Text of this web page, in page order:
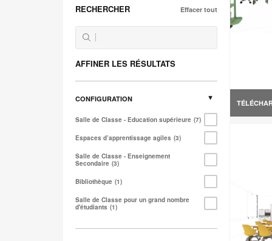
RECHERCHER Effacer tout
AFFINER LES RÉSULTATS
CONFIGURATION
Salle de Classe - Education supérieure 7
Espaces d’apprentissage agiles 3
Salle de Classe - Enseignement
Secondaire 3
Bibliothèque 1
Salle de Classe pour un grand nombre
d'étudiants 1